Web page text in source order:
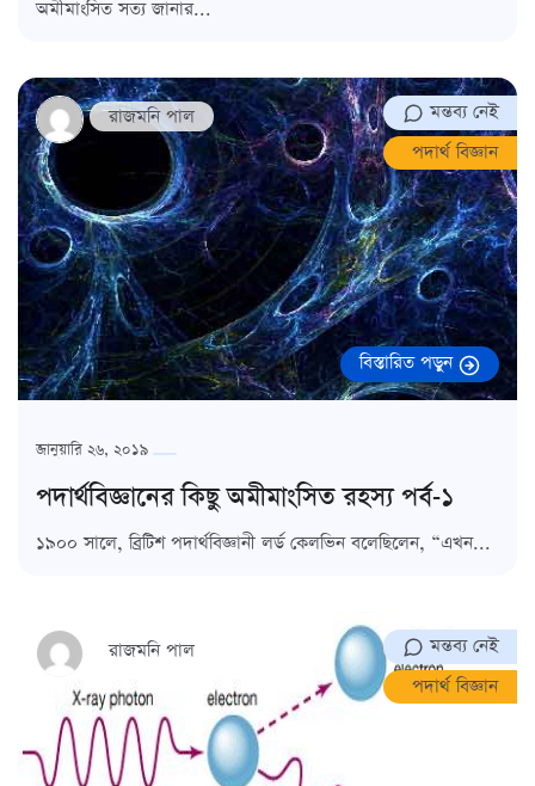
অমীমাংসিত সত্য জানার...
রাজমনি পাল
মন্তব্য নেই
পদার্থ বিজ্ঞান
বিস্তারিত পড়ুন
জানুয়ারি ২৬, ২০১৯
পদার্থবিজ্ঞানের কিছু অমীমাংসিত রহস্য পর্ব-১
১৯০০ সালে, ব্রিটিশ পদার্থবিজ্ঞানী লর্ড কেলভিন বলেছিলেন, “এখন...
রাজমনি পাল
মন্তব্য নেই
পদার্থ বিজ্ঞান